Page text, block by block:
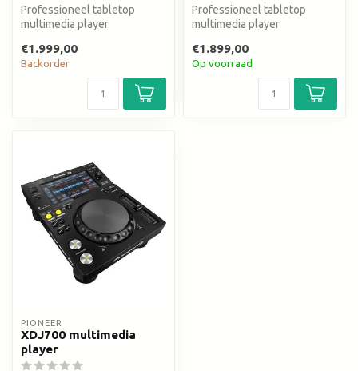
Professioneel tabletop
multimedia player
€1.999,00
Backorder
Professioneel tabletop
multimedia player
€1.899,00
Op voorraad
PIONEER
XDJ700 multimedia
player